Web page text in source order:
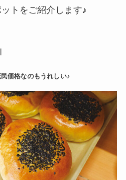
トをご紹介します♪
価格なのもうれしい♪